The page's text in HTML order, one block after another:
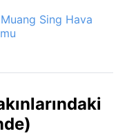
Sing Hava